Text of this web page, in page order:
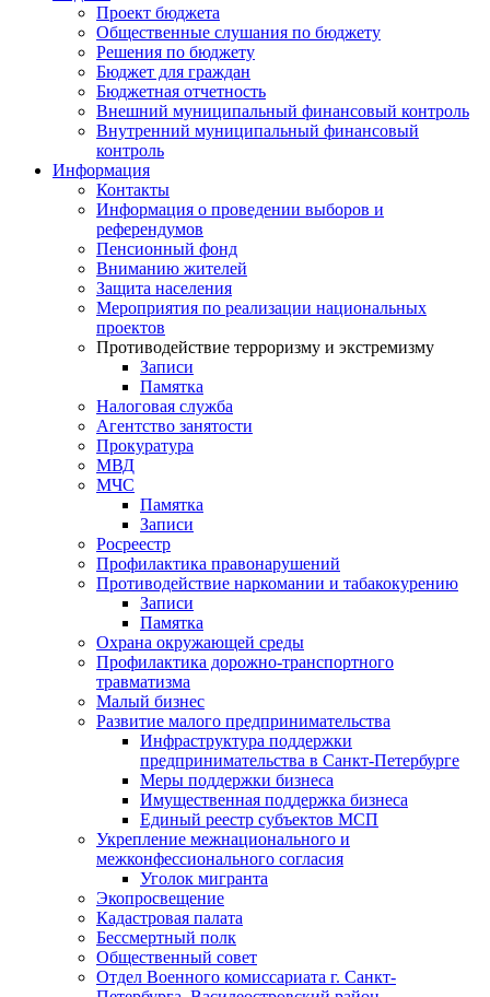
Проект бюджета
Общественные слушания по бюджету
Решения по бюджету
Бюджет для граждан
Бюджетная отчетность
Внешний муниципальный финансовый контроль
Внутренний муниципальный финансовый
контроль
Информация
Контакты
Информация о проведении выборов и
референдумов
Пенсионный фонд
Вниманию жителей
Защита населения
Мероприятия по реализации национальных
проектов
Противодействие терроризму и экстремизму
Записи
Памятка
Налоговая служба
Агентство занятости
Прокуратура
МВД
МЧС
Памятка
Записи
Росреестр
Профилактика правонарушений
Противодействие наркомании и табакокурению
Записи
Памятка
Охрана окружающей среды
Профилактика дорожно-транспортного
травматизма
Малый бизнес
Развитие малого предпринимательства
Инфраструктура поддержки
предпринимательства в Санкт-Петербурге
Меры поддержки бизнеса
Имущественная поддержка бизнеса
Единый реестр субъектов МСП
Укрепление межнационального и
межконфессионального согласия
Уголок мигранта
Экопросвещение
Кадастровая палата
Бессмертный полк
Общественный совет
Отдел Военного комиссариата г. Санкт-